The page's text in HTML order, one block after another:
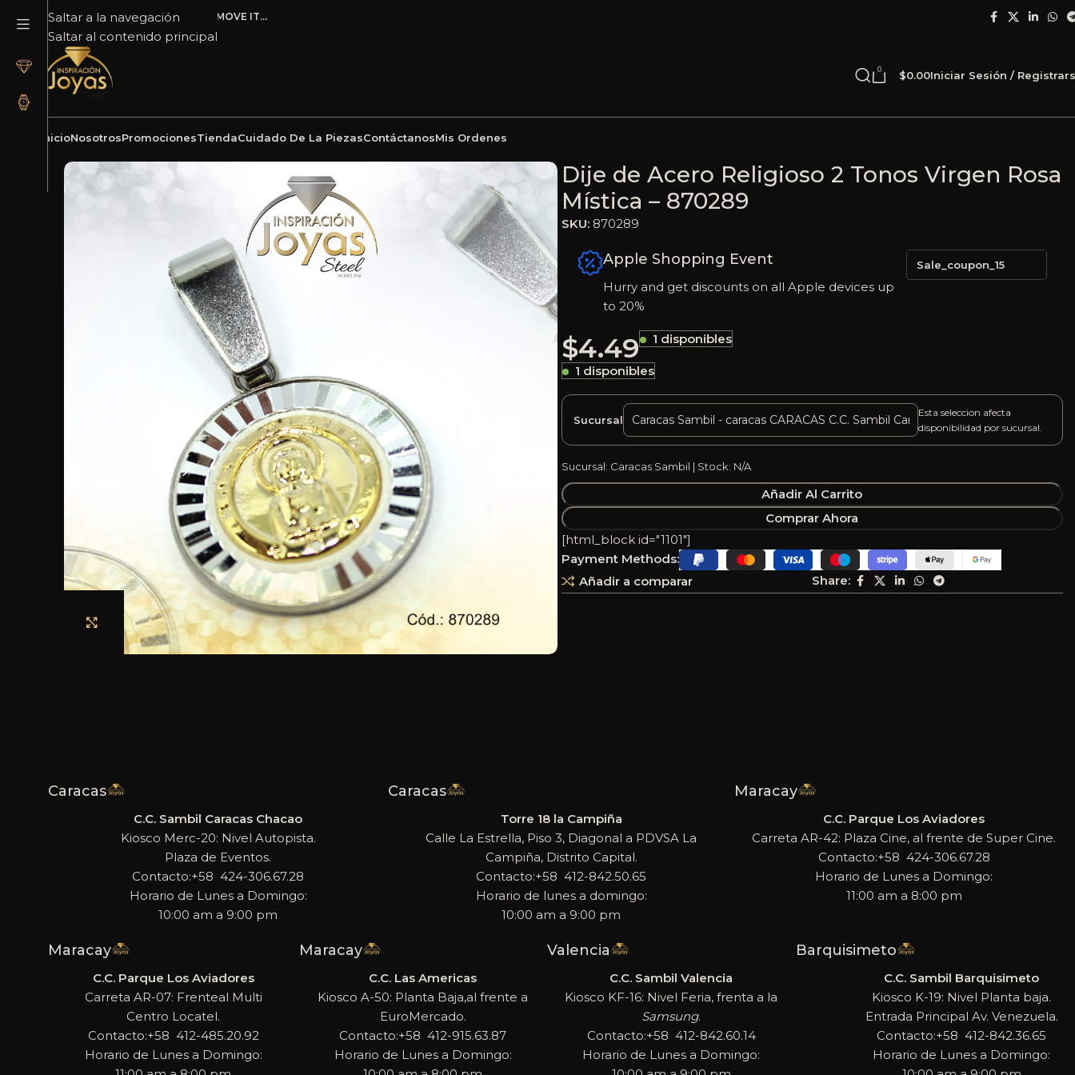
Saltar a la navegación
Saltar al contenido principal
ADD ANYTHING HERE OR JUST REMOVE IT…
0 $0.00Iniciar Sesión /
InicioNosotrosPromocionesTiendaCuidado De La PiezasContáctanosMis Ordenes
Haga clic para ampliar
Dije de Acero Religioso 2 Tonos Virgen Rosa
Mística – 870289
SKU: 870289
Apple Shopping Event
Hurry and get discounts on all Apple devices up
to 20%
Sale_coupon_15
$4.49 1 disponibles
1 disponibles
Sucursal
Esta seleccion afecta
disponibilidad por sucursal.
Sucursal: Caracas Sambil | Stock: N/A
Añadir Al Carrito
Comprar Ahora
Añadir a comparar Share:
[html_block id="1101"]
Payment Methods:
Caracas
C.C. Sambil Caracas Chacao
Kiosco Merc-20: Nivel Autopista.
Plaza de Eventos.
Contacto:+58 424-306.67.28
Horario de Lunes a Domingo:
10:00 am a 9:00 pm
Caracas
Torre 18 la Campiña
Calle La Estrella, Piso 3, Diagonal a PDVSA La
Campiña, Distrito Capital.
Contacto:+58 412-842.50.65
Horario de lunes a domingo:
10:00 am a 9:00 pm
Maracay
C.C. Parque Los Aviadores
Carreta AR-42: Plaza Cine, al frente de Super Cine.
Contacto:+58 424-306.67.28
Horario de Lunes a Domingo:
11:00 am a 8:00 pm
Maracay
C.C. Parque Los Aviadores
Carreta AR-07: Frenteal Multi
Centro Locatel.
Contacto:+58 412-485.20.92
Horario de Lunes a Domingo:
Maracay
C.C. Las Americas
Kiosco A-50: Planta Baja,al frente a
EuroMercado.
Contacto:+58 412-915.63.87
Horario de Lunes a Domingo:
Valencia
C.C. Sambil Valencia
Kiosco KF-16: Nivel Feria, frenta a la
Samsung.
Contacto:+58 412-842.60.14
Horario de Lunes a Domingo:
Barquisimeto
C.C. Sambil Barquisimeto
Kiosco K-19: Nivel Planta baja.
Entrada Principal Av. Venezuela.
Contacto:+58 412-842.36.65
Horario de Lunes a Domingo: